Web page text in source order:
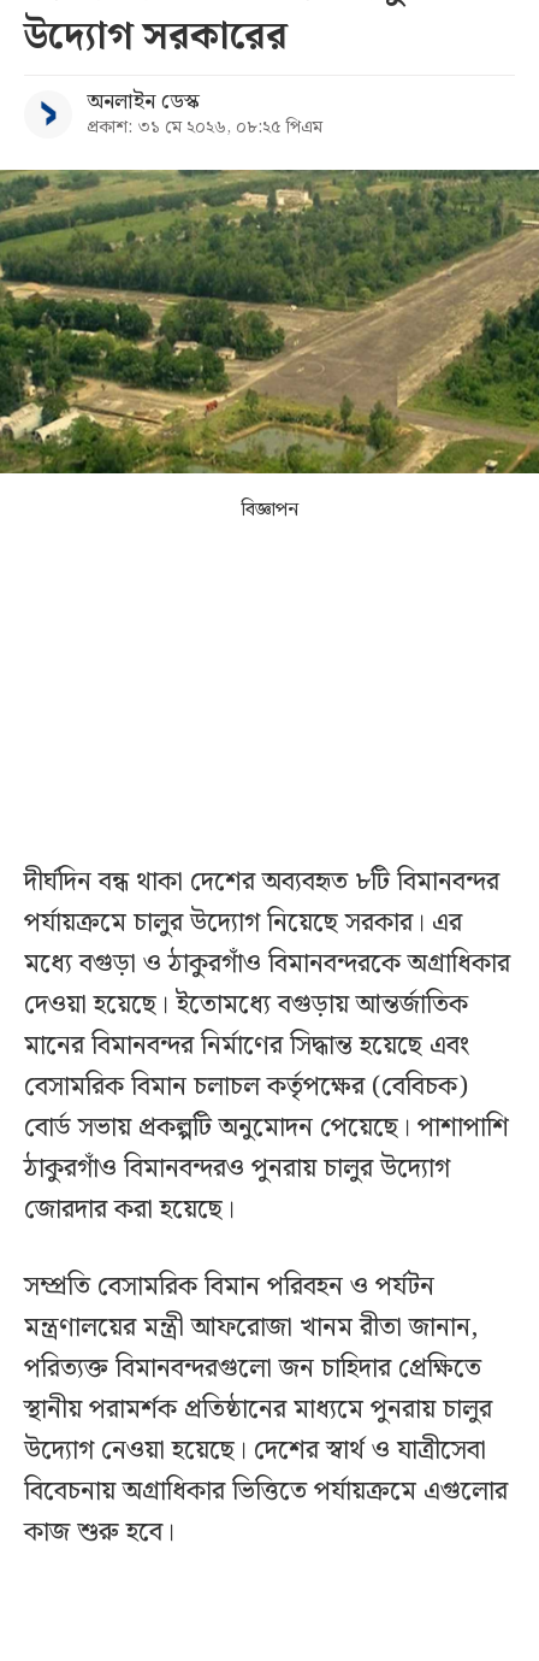
বিভাগ
আর্কাইভ
কনভার্টার
উদ্যোগ সরকারের
অনলাইন ডেস্ক
প্রকাশ: ৩১ মে ২০২৬, ০৮:২৫ পিএম
বিজ্ঞাপন
দীর্ঘদিন বন্ধ থাকা দেশের অব্যবহৃত ৮টি বিমানবন্দর
পর্যায়ক্রমে চালুর উদ্যোগ নিয়েছে সরকার। এর
মধ্যে বগুড়া ও ঠাকুরগাঁও বিমানবন্দরকে অগ্রাধিকার
দেওয়া হয়েছে। ইতোমধ্যে বগুড়ায় আন্তর্জাতিক
মানের বিমানবন্দর নির্মাণের সিদ্ধান্ত হয়েছে এবং
বেসামরিক বিমান চলাচল কর্তৃপক্ষের (বেবিচক)
বোর্ড সভায় প্রকল্পটি অনুমোদন পেয়েছে। পাশাপাশি
ঠাকুরগাঁও বিমানবন্দরও পুনরায় চালুর উদ্যোগ
জোরদার করা হয়েছে।
সম্প্রতি বেসামরিক বিমান পরিবহন ও পর্যটন
মন্ত্রণালয়ের মন্ত্রী আফরোজা খানম রীতা জানান,
পরিত্যক্ত বিমানবন্দরগুলো জন চাহিদার প্রেক্ষিতে
স্থানীয় পরামর্শক প্রতিষ্ঠানের মাধ্যমে পুনরায় চালুর
উদ্যোগ নেওয়া হয়েছে। দেশের স্বার্থ ও যাত্রীসেবা
বিবেচনায় অগ্রাধিকার ভিত্তিতে পর্যায়ক্রমে এগুলোর
কাজ শুরু হবে।